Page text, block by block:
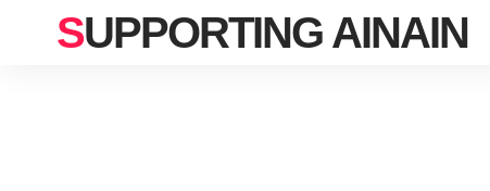
SUPPORTING AINAIN